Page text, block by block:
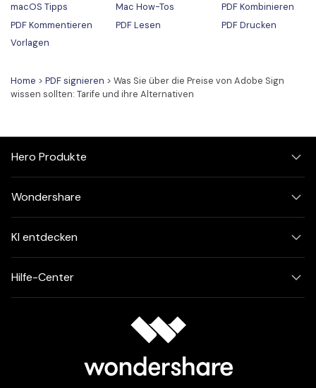
macOS Tipps
Mac How-Tos
PDF Kombinieren
PDF Kommentieren
PDF Lesen
PDF Drucken
Vorlagen
Home > PDF signieren > Was Sie über die Preise von Adobe Sign
wissen sollten: Tarife und ihre Alternativen
Hero Produkte
Wondershare
KI entdecken
Hilfe-Center